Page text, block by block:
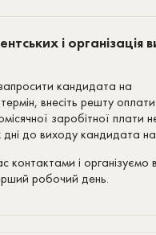
і організація
кандидата на
внесіть решту
заробітної плати
до виходу кандидата
контактами і організуємо
робочий день.